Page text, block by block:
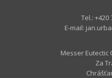
Tel.: +420
E-mail:
Messer Eutectic
Za